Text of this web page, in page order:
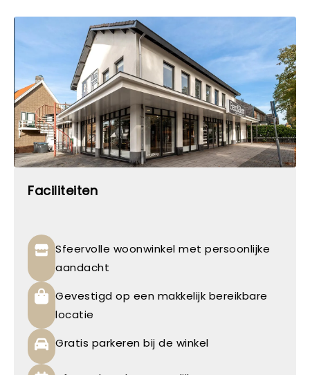
Faciliteiten
Sfeervolle woonwinkel met persoonlijke
aandacht
Gevestigd op een makkelijk bereikbare
locatie
Gratis parkeren bij de winkel